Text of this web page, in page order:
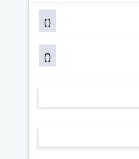
0
0